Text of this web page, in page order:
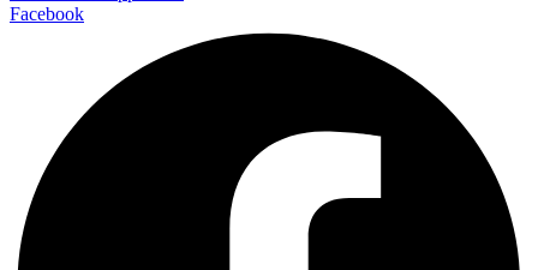
Facebook